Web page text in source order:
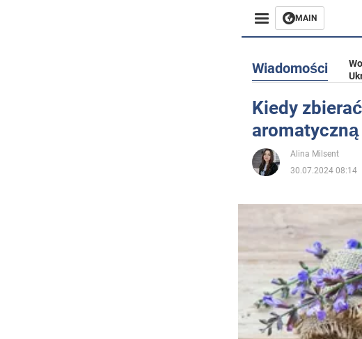
MAIN
Rozrywka
Życie
Społeczeństwo
Wojna na Ukrainie
Świat
Jedzenie
Wiadomości
Kiedy
Alina Milsent
30.07.2024 08:14